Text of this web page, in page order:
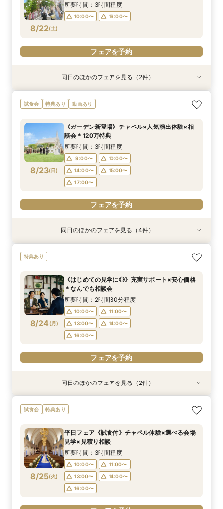
8/21(金) 13:00〜
14:00〜
16:00〜
8/21(金) 13:00〜
14:00〜
16:00〜
8/22(土)
所要時間：3時間程度
10:00〜 16:00〜
フェアを予約
特典あり
8/22(土)
《少人数婚向け》4名～貸切OK＊プライベート感
◎試食付き相談会
9:00〜
10:00〜
14:00〜
15:00〜
17:00〜
フェアを予約
8/22(土)
《はじめての見学に◎》充実サポート×安心価格
＊なんでも相談会
9:00〜
10:00〜
14:00〜
15:00〜
17:00〜
フェアを予約
同日のほかのフェアを見る（2件）
試食会 特典あり 動画あり
8/23(日)
《ガーデン新登場》チャペル×人気演出体験×相
談会＊120万特典
所要時間：3時間程度
9:00〜
10:00〜
14:00〜
15:00〜
17:00〜
フェアを予約
特典あり 動画あり
8/23 日)
【おもてなし◎】シェフ特選＊牛フィレ含む6品
9:00〜
10:00〜
14:00〜
15:00〜
17:00〜
フェアを予約
特典あり
8/23 日)
《少人数婚向け》4名～貸切OK＊プライベート感
9:00〜
10:00〜
14:00〜
15:00〜
17:00〜
フェアを予約
特典あり
8/23 日)
《独立型神殿あり》親も喜ぶ本格神前式×充実の
9:00〜
10:00〜
14:00〜
15:00〜
17:00〜
フェアを予約
8/23 日)
《はじめての見学に◎》充実サポート×安心価格
9:00〜
10:00〜
14:00〜
15:00〜
17:00〜
フェアを予約
同日のほかのフェアを見る（4件）
特典あり
8/24 (月)
《はじめての見学に◎》充実サポート×安心価格
＊なんでも相談会
所要時間：2時間30分程度
10:00〜
11:00〜
13:00〜
14:00〜
16:00〜
フェアを予約
特典あり
8/24(月)
《少人数婚向け》4名～貸切OK＊プライベート感
◎試食付き相談会
10:00〜
11:00〜
13:00〜
14:00〜
16:00〜
フェアを予約
特典あり
8/24(月)
平日フェア《試食付》チャペル体験×選べる会場
見学×見積り相談
10:00〜
11:00〜
13:00〜
14:00〜
16:00〜
フェアを予約
同日のほかのフェアを見る（2件）
試食会 特典あり
8/25(火)
平日フェア《試食付》チャペル体験×選べる会場
見学×見積り相談
所要時間：3時間程度
10:00〜
11:00〜
13:00〜
14:00〜
16:00〜